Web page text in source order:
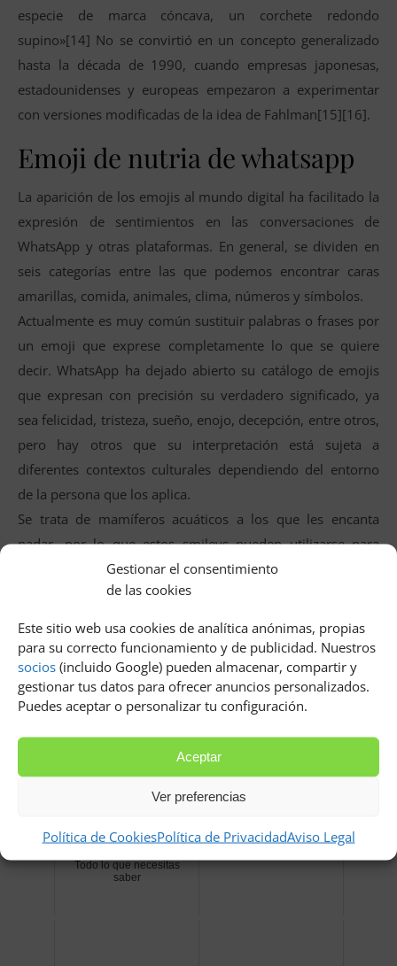
Gestionar el consentimiento
de las cookies
Este sitio web usa cookies de analítica anónimas, propias
para su correcto funcionamiento y de publicidad. Nuestros
socios (incluido Google) pueden almacenar, compartir y
gestionar tus datos para ofrecer anuncios personalizados.
Puedes aceptar o personalizar tu configuración.
Aceptar
Ver preferencias
Política de CookiesPolítica de PrivacidadAviso Legal
especie de marca cóncava, un corchete redondo
supino»[14] No se convirtió en un concepto generalizado
hasta la década de 1990, cuando empresas japonesas,
estadounidenses y europeas empezaron a experimentar
con versiones modificadas de la idea de Fahlman[15][16].
Emoji de nutria de whatsapp
La aparición de los emojis al mundo digital ha facilitado la
expresión de sentimientos en las conversaciones de
WhatsApp y otras plataformas. En general, se dividen en
seis categorías entre las que podemos encontrar caras
amarillas, comida, animales, clima, números y símbolos.
Actualmente es muy común sustituir palabras o frases por
un emoji que exprese completamente lo que se quiere
decir. WhatsApp ha dejado abierto su catálogo de emojis
que expresan con precisión su verdadero significado, ya
sea felicidad, tristeza, sueño, enojo, decepción, entre otros,
pero hay otros que su interpretación está sujeta a
diferentes contextos culturales dependiendo del entorno
de la persona que los aplica.
Se trata de mamíferos acuáticos a los que les encanta
nadar, por lo que estos smileys pueden utilizarse para
describir a alguien que ama el agua. Por la adorable forma
en que la nutria mantiene sus manos juntas, puedes
creas que algo lindo te dará lo que quieres.
Relacionados
Todo lo que necesitas
saber